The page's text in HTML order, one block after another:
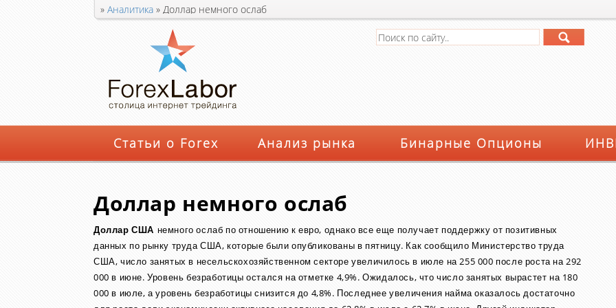
» Аналитика » Доллар немного ослаб
Статьи о Forex Анализ рынка Бинарные Опционы
Доллар немного ослаб
Доллар США немного ослаб по отношению к евро, однако все еще получает поддержку от позитивных
данных по рынку труда США, которые были опубликованы в пятницу. Как сообщило Министерство труда
США, число занятых в несельскохозяйственном секторе увеличилось в июле на 255 000 после роста на 292
000 в июне. Уровень безработицы остался на отметке 4,9%. Ожидалось, что число занятых вырастет на 180
000 в июле, а уровень безработицы снизится до 4,8%. Последнее увеличения найма оказалось достаточно